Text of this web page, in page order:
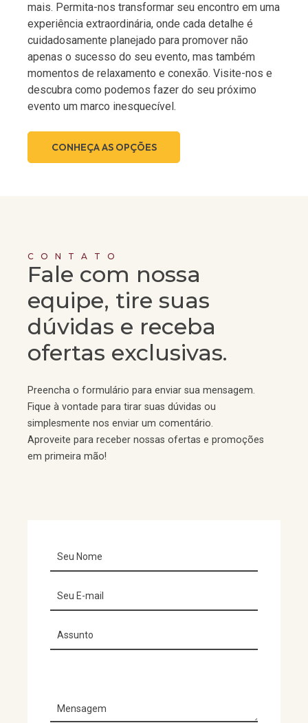
mais. Permita-nos transformar seu encontro em uma
experiência extraordinária, onde cada detalhe é
cuidadosamente planejado para promover não
apenas o sucesso do seu evento, mas também
momentos de relaxamento e conexão. Visite-nos e
descubra como podemos fazer do seu próximo
evento um marco inesquecível.
CONHEÇA AS OPÇÕES
CONTATO
Fale com nossa
equipe, tire suas
dúvidas e receba
ofertas exclusivas.
Preencha o formulário para enviar sua mensagem.
Fique à vontade para tirar suas dúvidas ou
simplesmente nos enviar um comentário.
Aproveite para receber nossas ofertas e promoções
em primeira mão!